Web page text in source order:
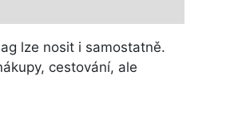
lze nosit i samostatně.
cestování, ale